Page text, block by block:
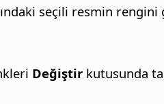
seçili resmin rengini
Değiştir kutusunda